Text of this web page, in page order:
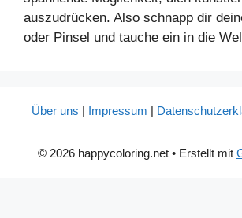
auszudrücken. Also schnapp dir
oder Pinsel und tauche ein in die
Über uns | Impressum |
© 2026 happycoloring.net • Erstellt mit